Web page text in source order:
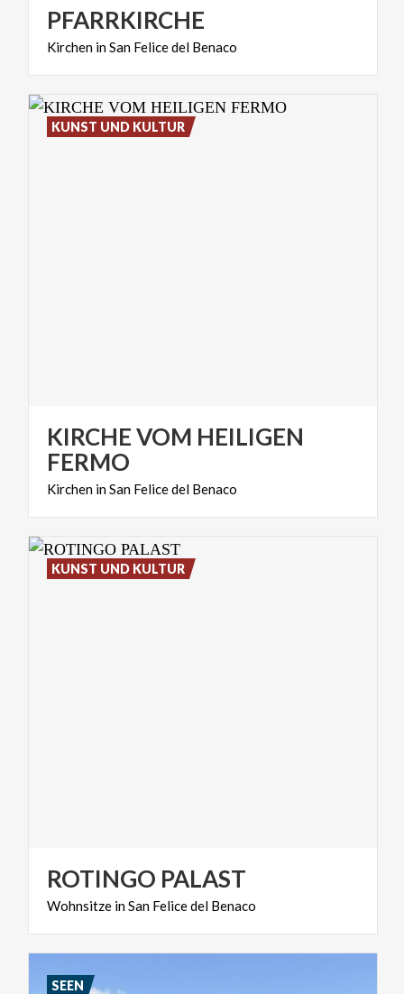
PFARRKIRCHE
Kirchen inSan Felicedel Benaco
KIRCHE VOM HEILIGEN
FERMO
Kirchen inSan Felicedel Benaco
KUNST UND KULTUR
ROTINGO PALAST
Wohnsitze inSan Felicedel Benaco
KUNST UND KULTUR
SEEN